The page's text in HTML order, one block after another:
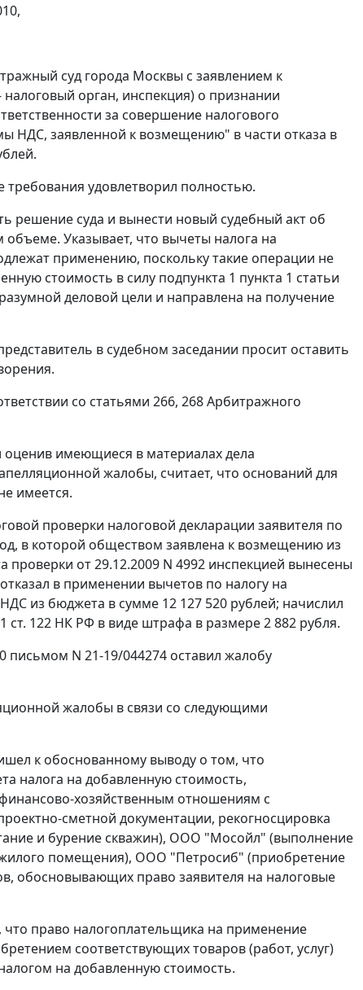
суд города Москвы с заявлением к
орган, инспекция) о признании
за совершение налогового
НДС, заявленной к возмещению" в части отказа в
удовлетворил полностью.
решение суда и вынести новый судебный акт об
Указывает, что вычеты налога на
применению, поскольку такие операции не
стоимость в силу подпункта 1 пункта 1 статьи
деловой цели и направлена на получение
в судебном заседании просит оставить
со статьями 266, 268Арбитражного
оценив имеющиеся в материалах дела
жалобы, считает, что оснований для
имеется.
проверки налоговой декларации заявителя по
в которой обществом заявлена к возмещению из
проверки от 29.12.2009 N 4992 инспекцией вынесены
в применении вычетов по налогу на
из бюджета в сумме 12 127 520 рублей; начислил
ст. 122 НК РФ в виде штрафа в размере 2 882 рубля.
N 21-19/044274 оставил жалобу
жалобы в связи со следующими
к обоснованному выводу о том, что
налога на добавленную стоимость,
хозяйственным отношениям с
сметной документации, рекогносцировка
и бурение скважин), ООО "Мосойл" (выполнение
помещения), ООО "Петросиб" (приобретение
обосновывающих право заявителя на налоговые
право налогоплательщика на применение
соответствующих товаров (работ, услуг)
на добавленную стоимость.